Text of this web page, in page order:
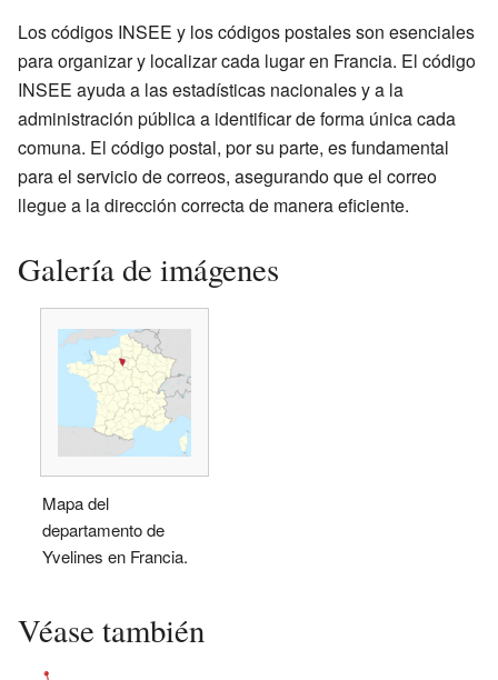
Los códigos INSEE y los códigos postales son esenciales
para organizar y localizar cada lugar en Francia. El código
INSEE ayuda a las estadísticas nacionales y a la
administración pública a identificar de forma única cada
comuna. El código postal, por su parte, es fundamental
para el servicio de correos, asegurando que el correo
llegue a la dirección correcta de manera eficiente.
Galería de imágenes
Mapa del
departamento de
Yvelines en Francia.
Véase también